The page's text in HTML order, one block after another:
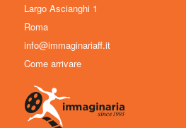
Largo Ascianghi 1
Roma
info@immaginariaff.it
Come arrivare